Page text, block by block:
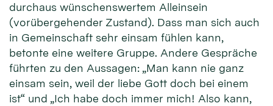
durchaus wünschenswertem Alleinsein
(vorübergehender Zustand). Dass man sich auch
in Gemeinschaft sehr einsam fühlen kann,
betonte eine weitere Gruppe. Andere Gespräche
führten zu den Aussagen: „Man kann nie ganz
einsam sein, weil der liebe Gott doch bei einem
ist“ und „Ich habe doch immer mich! Also kann,